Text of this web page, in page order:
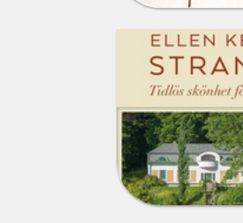
Svenstavik
Söderköping
Sölvesborg
Tingsryd
Tranås
Trelleborg